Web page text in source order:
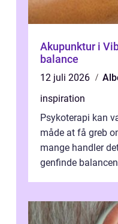
Akupunktur i
balance
12 juli 2026
inspiration
Psykoterapi kan
måde at få greb
mange handler
genfinde